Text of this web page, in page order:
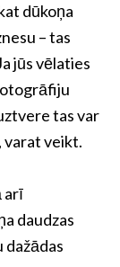
dūkoņa
– tas
jūs vēlaties
tas var
varat veikt.
arī
daudzas
dažādas